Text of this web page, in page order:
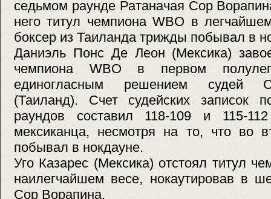
седьмом раунде Ратаначая Сор
него титул чемпиона WBO в
боксер из Таиланда трижды побывал в
Даниэль Понс Де Леон (Мексика)
чемпиона WBO в первом
единогласным решением судей
(Таиланд). Счет судейских записок
раундов составил 118-109 и 115-
мексиканца, несмотря на то, что во
побывал в нокдауне.
Уго Казарес (Мексика) отстоял титул
наилегчайшем весе, нокаутировав в
Сор Ворапина.